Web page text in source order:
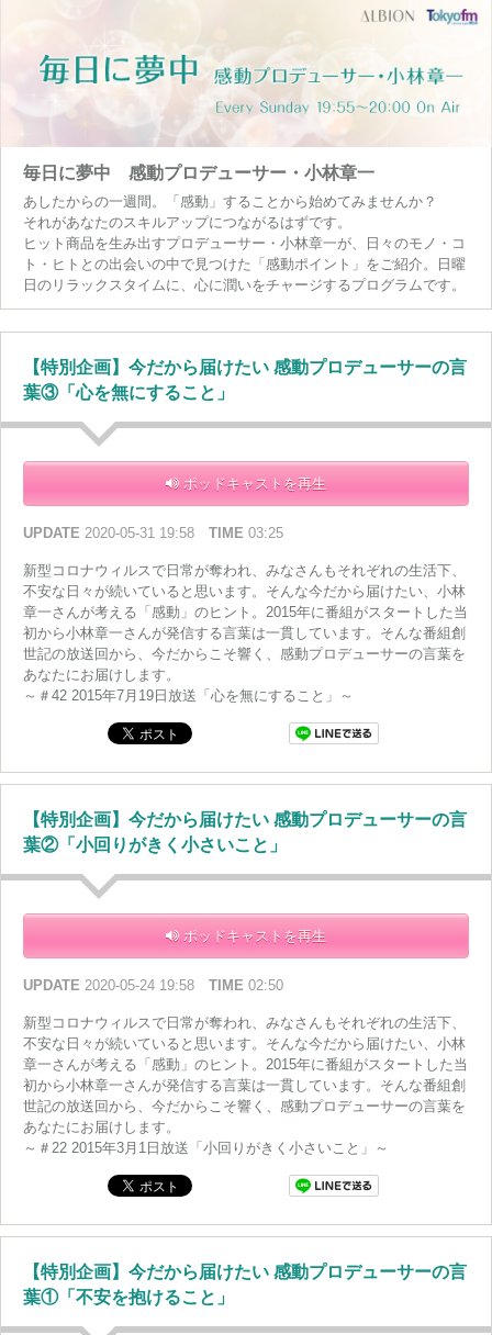
毎日に夢中 感動プロデューサー・小林章一
あしたからの一週間。「感動」することから始めてみませんか？
それがあなたのスキルアップにつながるはずです。
ヒット商品を生み出すプロデューサー・小林章一が、日々のモノ・コ
ト・ヒトとの出会いの中で見つけた「感動ポイント」をご紹介。日曜
日のリラックスタイムに、心に潤いをチャージするプログラムです。
【特別企画】今だから届けたい 感動プロデューサーの言
葉③「心を無にすること」
ポッドキャストを再生
UPDATE 2020-05-31 19:58 TIME 03:25
新型コロナウィルスで日常が奪われ、みなさんもそれぞれの生活下、
不安な日々が続いていると思います。そんな今だから届けたい、小林
章一さんが考える「感動」のヒント。2015年に番組がスタートした当
初から小林章一さんが発信する言葉は一貫しています。そんな番組創
世記の放送回から、今だからこそ響く、感動プロデューサーの言葉を
あなたにお届けします。
～＃42 2015年7月19日放送「心を無にすること」～
【特別企画】今だから届けたい 感動プロデューサーの言
葉②「小回りがきく小さいこと」
ポッドキャストを再生
UPDATE 2020-05-24 19:58 TIME 02:50
新型コロナウィルスで日常が奪われ、みなさんもそれぞれの生活下、
不安な日々が続いていると思います。そんな今だから届けたい、小林
章一さんが考える「感動」のヒント。2015年に番組がスタートした当
初から小林章一さんが発信する言葉は一貫しています。そんな番組創
世記の放送回から、今だからこそ響く、感動プロデューサーの言葉を
あなたにお届けします。
～＃22 2015年3月1日放送「小回りがきく小さいこと」～
【特別企画】今だから届けたい 感動プロデューサーの言
葉①「不安を抱けること」